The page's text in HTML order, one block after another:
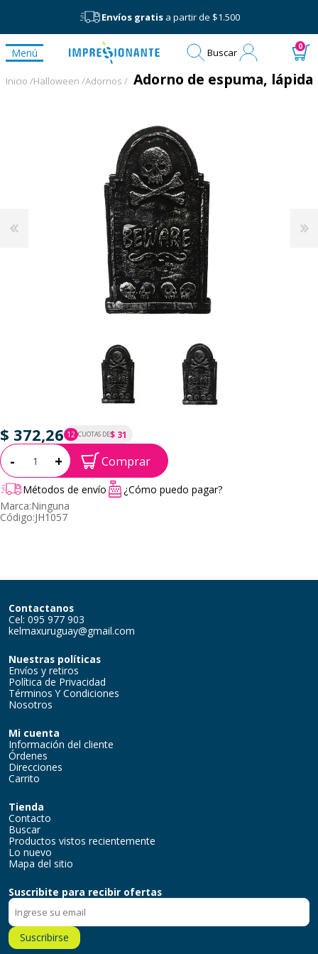
Envíos gratisa partir de $1.500
Menú Buscar 0
Inicio /Halloween /Adornos / Adorno de espuma, lápida
$ 372,26 12 CUOTAS DE$ 31
P.T.F. $ 372
Cantidad:
- + Comprar
Métodos de envío
¿Cómo puedo pagar?
Marca:Ninguna
Código:JH1057
Contactanos
Cel: 095 977 903
kelmaxuruguay@gmail.com
Nuestras políticas
Envíos y retiros
Política de Privacidad
Términos Y Condiciones
Nosotros
Mi cuenta
Información del cliente
Órdenes
Direcciones
Carrito
Tienda
Contacto
Buscar
Productos vistos recientemente
Lo nuevo
Mapa del sitio
Suscribite para recibir ofertas
Suscribirse